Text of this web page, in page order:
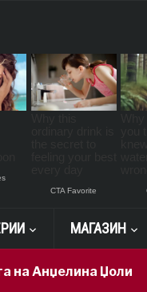
МАГАЗИН
Џоли